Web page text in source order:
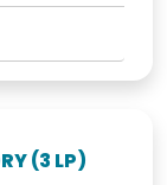
(3 LP)